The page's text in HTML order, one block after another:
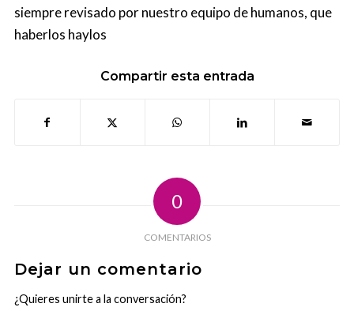
siempre revisado por nuestro equipo de humanos, que
haberlos haylos
Compartir esta entrada
0
COMENTARIOS
Dejar un comentario
¿Quieres unirte a la conversación?